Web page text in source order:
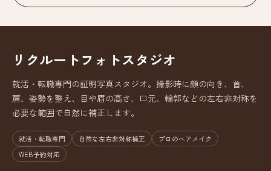
リクルートフォトスタジオ
就活・転職専門の証明写真スタジオ。撮影時に顔の向き、首、
肩、姿勢を整え、目や眉の高さ、口元、輪郭などの左右非対称を
必要な範囲で自然に補正します。
就活・転職専門 自然な左右非対称補正
プロのヘアメイク
WEB予約対応